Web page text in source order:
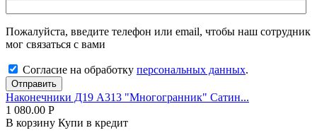
Пожалуйста, введите телефон или email, чтобы наш сотрудник
мог связаться с вами
Согласие на обработку персональных данных.
Отправить
Наконечники Д19 А313 "Многогранник" Сатин...
1 080.00 Р
В корзину Купи в кредит